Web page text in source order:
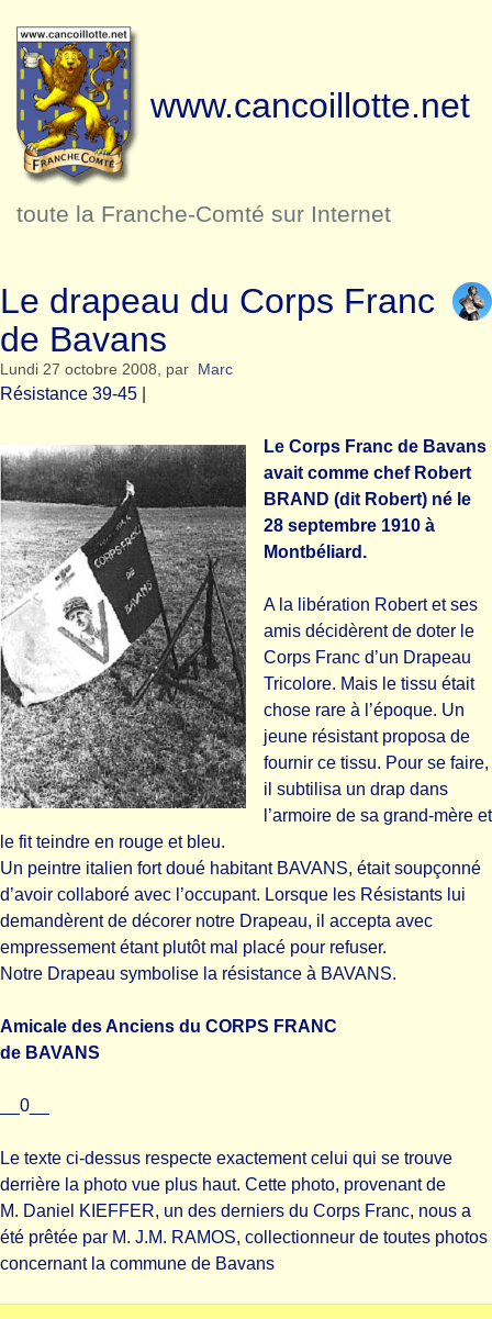
www.cancoillotte.net
toute la Franche-Comté sur Internet
Le drapeau du Corps Franc
de Bavans
Lundi 27 octobre 2008, par Marc
Résistance 39-45
Le Corps Franc de Bavans
avait comme chef Robert
BRAND (dit Robert) né le
28 septembre 1910 à
Montbéliard.
A la libération Robert et ses
amis décidèrent de doter le
Corps Franc d’un Drapeau
Tricolore. Mais le tissu était
chose rare à l’époque. Un
jeune résistant proposa de
fournir ce tissu. Pour se faire,
il subtilisa un drap dans
l’armoire de sa grand-mère et
le fit teindre en rouge et bleu.
Un peintre italien fort doué habitant BAVANS, était soupçonné
d’avoir collaboré avec l’occupant. Lorsque les Résistants lui
demandèrent de décorer notre Drapeau, il accepta avec
empressement étant plutôt mal placé pour refuser.
Notre Drapeau symbolise la résistance à BAVANS.
Amicale des Anciens du CORPS FRANC
de BAVANS
__0__
Le texte ci-dessus respecte exactement celui qui se trouve
derrière la photo vue plus haut. Cette photo, provenant de
M. Daniel KIEFFER, un des derniers du Corps Franc, nous a
été prêtée par M. J.M. RAMOS, collectionneur de toutes photos
concernant la commune de Bavans